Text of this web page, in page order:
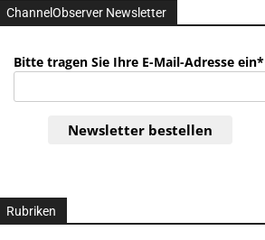
ChannelObserver Newsletter
Bitte tragen Sie Ihre E-Mail-Adresse ein*
Newsletter bestellen
Rubriken